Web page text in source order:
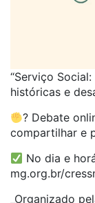
“Serviço
históricas e
? Debate
compartilhar e
No dia e
mg.org.br/
_Organizado